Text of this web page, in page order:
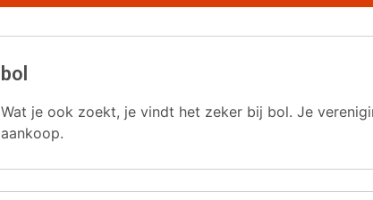
bol
Wat je ook zoekt, je vindt het zeker bij bol. Je
aankoop.